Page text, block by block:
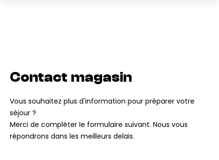
Contact magasin
Vous souhaitez plus d'information pour préparer votre
séjour ?
Merci de compléter le formulaire suivant. Nous vous
répondrons dans les meilleurs delais.